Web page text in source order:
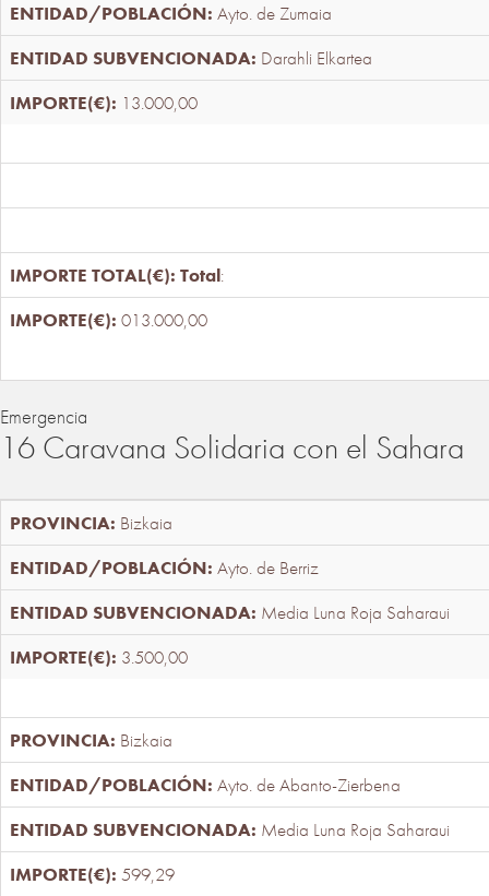
Ayto. de Zumaia
Darahli Elkartea
13.000,00
Total:
013.000,00
Emergencia
16 Caravana Solidaria con el Sahara
Bizkaia
Ayto. de Berriz
Media Luna Roja Saharaui
3.500,00
Bizkaia
Ayto. de Abanto-Zierbena
Media Luna Roja Saharaui
599,29